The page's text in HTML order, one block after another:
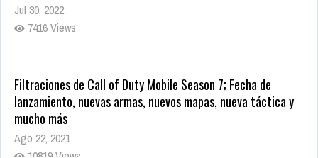
Jul 30, 2022
7416 Views
Filtraciones de Call of Duty Mobile Season 7; Fecha de
lanzamiento, nuevas armas, nuevos mapas, nueva táctica y
mucho más
Ago 22, 2021